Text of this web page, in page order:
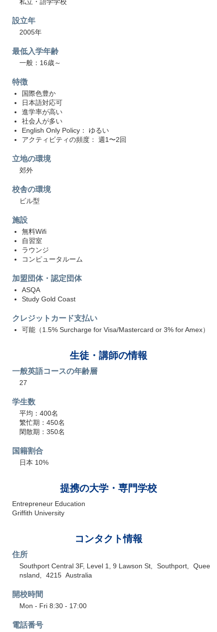
設立年
2005年
最低入学年齢
一般：16歳～
特徴
国際色豊か
日本語対応可
進学率が高い
社会人が多い
English Only Policy： ゆるい
アクティビティの頻度： 週1〜2回
立地の環境
郊外
校舎の環境
ビル型
施設
無料Wifi
自習室
ラウンジ
コンピュータルーム
加盟団体・認定団体
ASQA
Study Gold Coast
クレジットカード支払い
可能（1.5% Surcharge for Visa/Mastercard or 3% for Amex）
生徒・講師の情報
一般英語コースの年齢層
27
学生数
平均：400名
繁忙期：450名
閑散期：350名
国籍割合
日本 10%
提携の大学・専門学校
Entrepreneur Education
Griffith University
コンタクト情報
住所
Southport Central 3F, Level 1, 9 Lawson St Southport
Quee
nsland
4215 Australia
開校時間
Mon - Fri 8:30 - 17:00
電話番号